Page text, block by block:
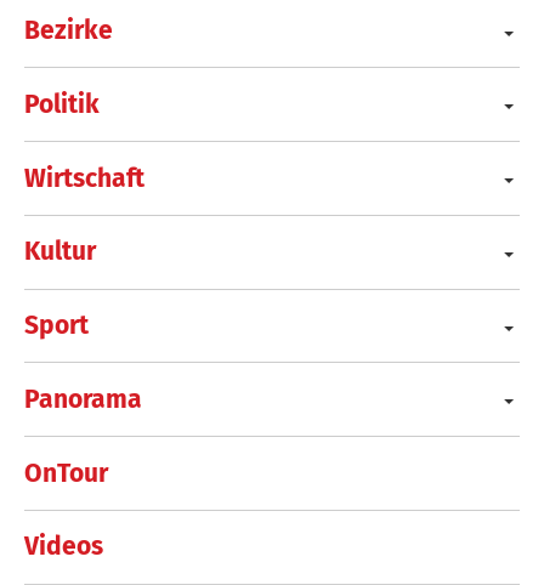
Bezirke
Politik
Wirtschaft
Kultur
Sport
Panorama
OnTour
Videos